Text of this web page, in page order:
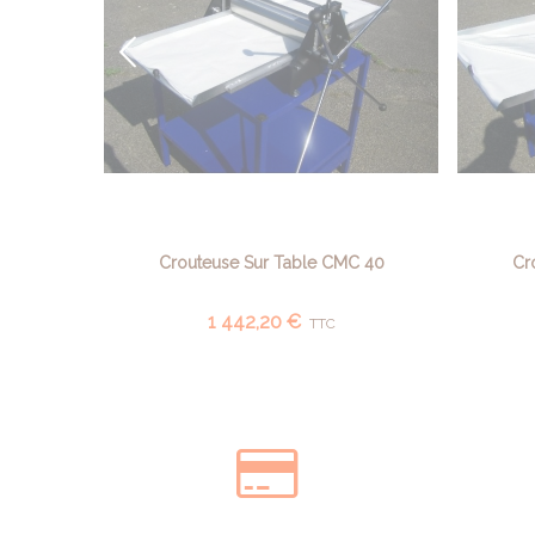
AJOUTER AU PANIER
Crouteuse Sur Table CMC 40
1 442,20 € TTC